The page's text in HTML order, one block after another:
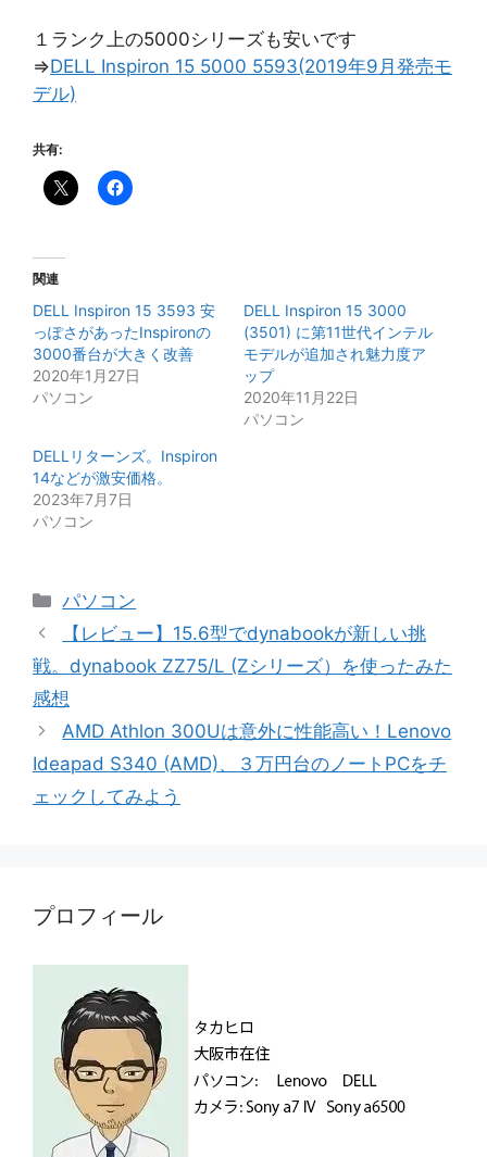
１ランク上の5000シリーズも安いです
⇒DELL Inspiron 15 5000 5593(2019年9月発売モ
デル)
共有:
関連
DELL Inspiron 15 3593 安
っぽさがあったInspironの
3000番台が大きく改善
2020年1月27日
パソコン
DELL Inspiron 15 3000
(3501) に第11世代インテル
モデルが追加され魅力度ア
ップ
2020年11月22日
パソコン
DELLリターンズ。Inspiron
14などが激安価格。
2023年7月7日
パソコン
カ
テ
リ
ー
パソコン
【レビュー】15.6型でdynabookが新しい挑
戦。dynabook ZZ75/L (Zシリーズ）を使ったみた
感想
AMD Athlon 300Uは意外に性能高い！Lenovo
Ideapad S340 (AMD)、３万円台のノートPCをチ
ェックしてみよう
プロフィール